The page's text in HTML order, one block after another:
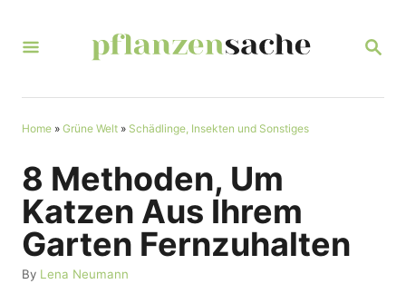
S
R
Home » Grüne Welt » Schädlinge, Insekten und Sonstiges
8 Methoden, Um
Katzen Aus Ihrem
Garten Fernzuhalten
By ALena Neumann